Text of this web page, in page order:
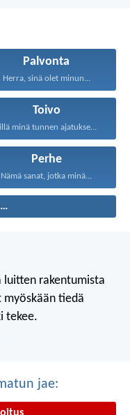
Palvonta
Herra, sinä olet minun...
Toivo
Sillä minä tunnen ajatukseni...
Perhe
Nämä sanat, jotka minä...
luitten rakentumista
myöskään tiedä
tekee.
jae: